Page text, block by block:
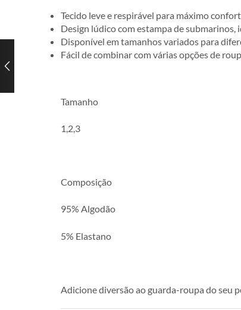
Tecido leve e respirável para máximo
Design lúdico com estampa de submarinos,
Disponível em tamanhos variados para
Fácil de combinar com várias opções de
Tamanho
1,2,3
Composição
95% Algodão
5% Elastano
Adicione diversão ao guarda-roupa do seu